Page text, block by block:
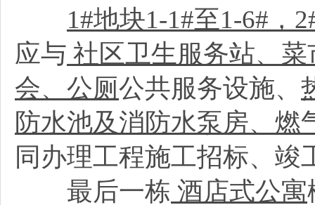
1#地块1-1#至1-6#，
应与 社区卫生服务站、
会、公厕公共服务设施、
防水池及消防水泵房、燃
同办理工程施工招标、竣
最后一栋 酒店式公寓